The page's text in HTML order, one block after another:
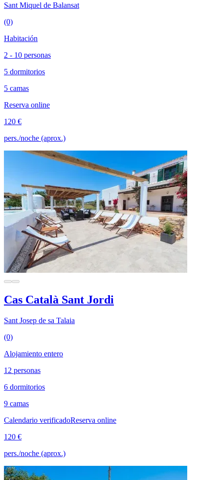
Sant Miquel de Balansat
(0)
Habitación
2 - 10 personas
5 dormitorios
5 camas
Reserva online
120 €
pers./noche (aprox.)
Cas Català Sant Jordi
Sant Josep de sa Talaia
(0)
Alojamiento entero
12 personas
6 dormitorios
9 camas
Calendario verificadoReserva online
120 €
pers./noche (aprox.)